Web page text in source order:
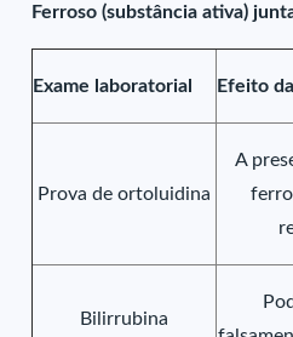
Ferroso (substância ativa)
Exame laboratorial Efeito
Prova de ortoluidina
A
Bilirrubina